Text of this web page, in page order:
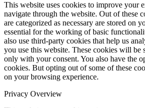
This website uses cookies to improve your
navigate through the website. Out of these
are categorized as necessary are stored on
essential for the working of basic
also use third-party cookies that help us
you use this website. These cookies will be
only with your consent. You also have the
cookies. But opting out of some of these
on your browsing experience.
Privacy Overview